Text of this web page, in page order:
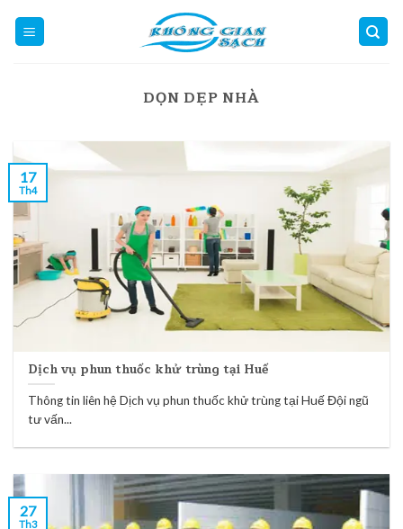
DỌN DẸP NHÀ
Dịch vụ phun thuốc khử trùng tại Huế
Thông tin liên hệ Dịch vụ phun thuốc khử trùng tại Huế Đội ngũ
tư vấn...
17
Th4
27
Th3